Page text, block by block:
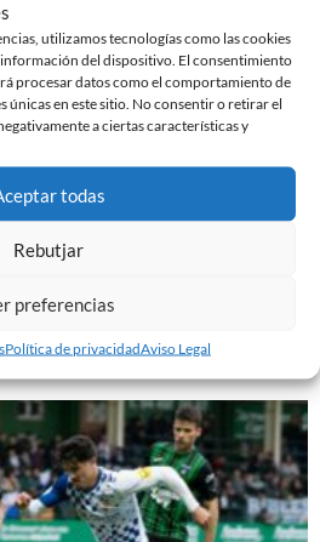
utilizamos tecnologías como las cookies
del dispositivo. El consentimiento
procesar datos como el comportamiento de
únicas en este sitio. No consentir o retirar el
a ciertas características y
todas
Rebutjar
preferencias
Política de privacidadAviso Legal